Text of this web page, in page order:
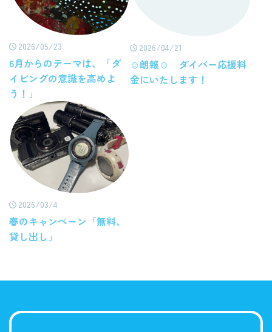
2026/05/23
6月からのテーマは、「ダ
イビングの意識を高めよ
う！」
2026/04/21
☺朗報☺ ダイバー応援料
金にいたします！
2026/03/4
春のキャンペーン「無料、
貸し出し」